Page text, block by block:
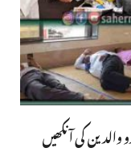
والدین کی آنکھیں